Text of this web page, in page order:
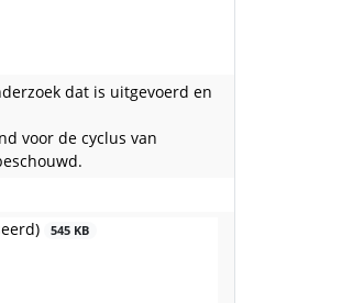
dat is uitgevoerd en
voor de cyclus van
545 KB